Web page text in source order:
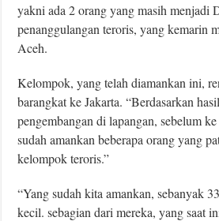
yakni ada 2 orang yang masih menjadi
penanggulangan teroris, yang kemarin
Aceh.
Kelompok, yang telah diamankan ini,
barangkat ke Jakarta. “Berdasarkan
pengembangan di lapangan, sebelum
sudah amankan beberapa orang yang
kelompok teroris.”
“Yang sudah kita amankan, sebanyak
kecil. sebagian dari mereka, yang saat